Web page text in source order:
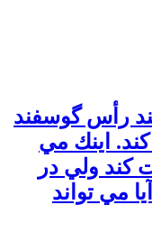
رأس گوسفند
اينك مي
كند ولي در
مي تواند